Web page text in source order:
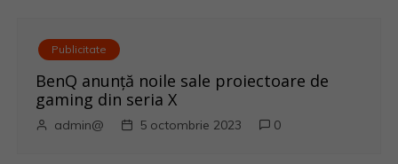
Publicitate
BenQ anunţă noile sale proiectoare de
gaming din seria X
admin@ 5 octombrie 2023 0